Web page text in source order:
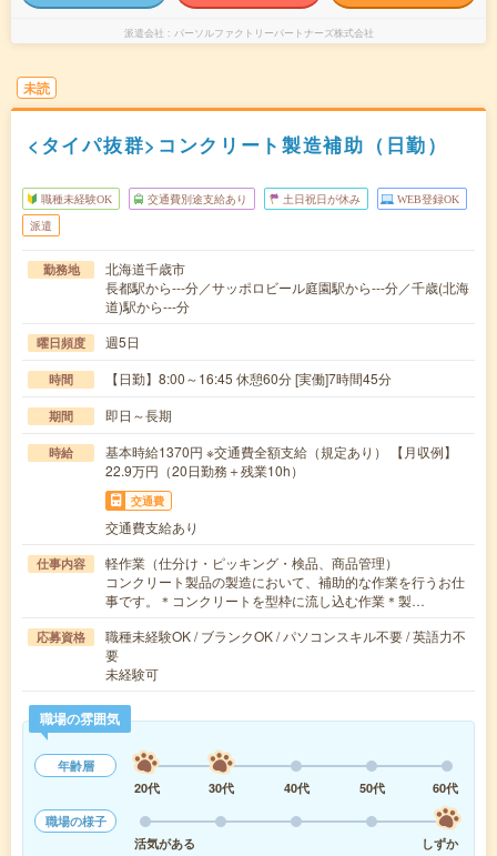
派遣会社 パーソルファクトリーパートナーズ株式会社
未読
<タイパ抜群>コンクリート製造補助（日勤）
職種未経験OK 交通費別途支給あり 土日祝日が休み WEB登録OK
派遣
勤務地
北海道千歳市
長都駅から---分／サッポロビール庭園駅から---分／千歳(北海
道)駅から---分
曜日頻度 週5日
時間 【日勤】8:00～16:45 休憩60分 [実働]7時間45分
期間 即日～長期
時給
基本時給1370円 ※交通費全額支給（規定あり） 【月収例】
22.9万円（20日勤務＋残業10h）
交通費
交通費支給あり
仕事内容
軽作業（仕分け・ピッキング・検品、商品管理）
コンクリート製品の製造において、補助的な作業を行うお仕
事です。＊コンクリートを型枠に流し込む作業＊製…
応募資格
職種未経験OK / ブランクOK / パソコンスキル不要 / 英語力不
要
未経験可
職場の雰囲気
年齢層
20代
30代 40代 50代
60代
職場の様子
活気がある
しずか